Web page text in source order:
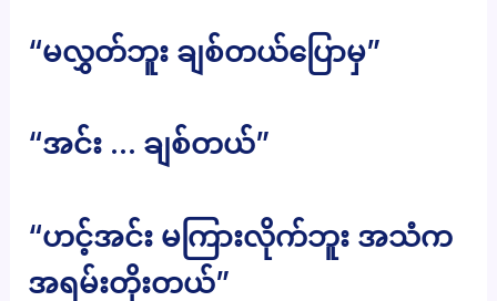
“မလွှတ်ဘူး ချစ်တယ်ပြောမှ”
“အင်း … ချစ်တယ်”
“ဟင့်အင်း မကြားလိုက်ဘူး အသံက
အရမ်းတိုးတယ်”